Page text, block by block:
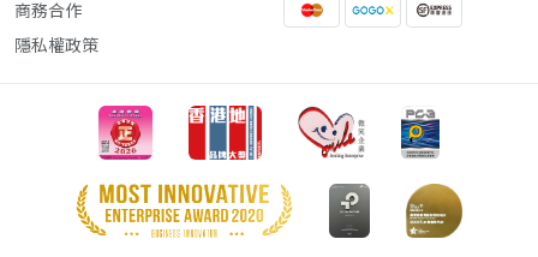
商務合作
隱私權政策